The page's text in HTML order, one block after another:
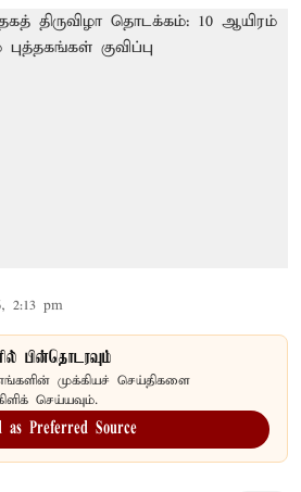
2:13 pm
பின்தொடரவும்
முக்கியச் செய்திகளை
செய்யவும்.
as Preferred Source